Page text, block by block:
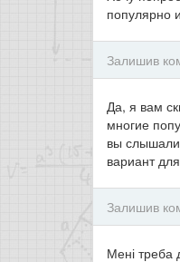
популярно
Залишив
Да, я вам
многие
вы
вариант
Залишив
Мені треба